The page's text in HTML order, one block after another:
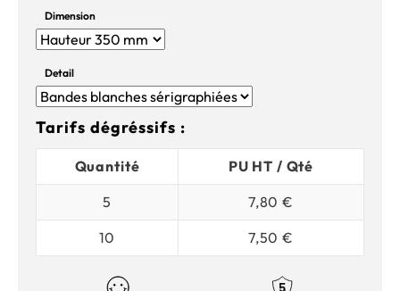
Dimension
Detail
Tarifs dégréssifs :
Quantité
PU HT / Qté
5
7,80 €
10
7,50 €